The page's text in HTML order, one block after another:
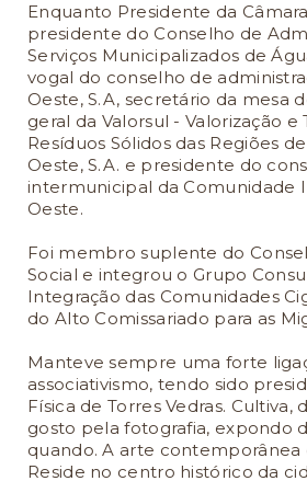
Enquanto Presidente da
presidente do Conselho de
Serviços Municipalizados de
vogal do conselho de
Oeste, S.A, secretário da mesa
geral da Valorsul - Valorização
Resíduos Sólidos das Regiões
Oeste, S.A. e presidente do
intermunicipal da Comunidade
Oeste.
Foi membro suplente do
Social e integrou o Grupo
Integração das Comunidades
do Alto Comissariado para as
Manteve sempre uma forte
associativismo, tendo sido
Física de Torres Vedras. Cultiva,
gosto pela fotografia, expondo
quando. A arte contemporânea
Reside no centro histórico da